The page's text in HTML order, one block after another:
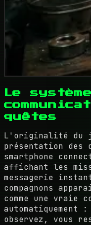
Le
quêtes
L'originalité du
présentation des
smartphone
affichant les
messagerie
compagnons
comme une vraie
automatiquement
observez, vous